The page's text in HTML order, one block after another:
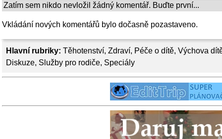
Hlavní rubriky: Těhotenství, Zdraví, Péče o dítě, Výchova
Diskuze, Služby pro rodiče, Speciály
Zatím sem nikdo nevložil žádný komentář. Buďte první...
Vkládání nových komentářů bylo dočasně pozastaveno.